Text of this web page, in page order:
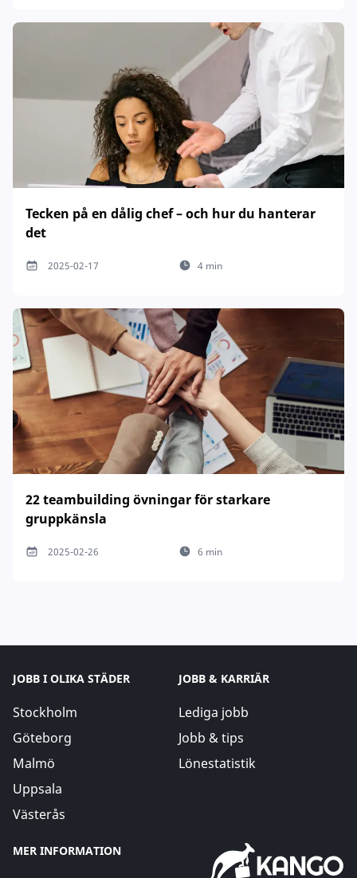
Tecken på en dålig chef – och hur du hanterar
det
2025-02-17 4 min
22 teambuilding övningar för starkare
gruppkänsla
2025-02-26 6 min
JOBB I OLIKA STÄDER
Stockholm
Göteborg
Malmö
Uppsala
Västerås
JOBB & KARRIÄR
Lediga jobb
Jobb & tips
Lönestatistik
MER INFORMATION